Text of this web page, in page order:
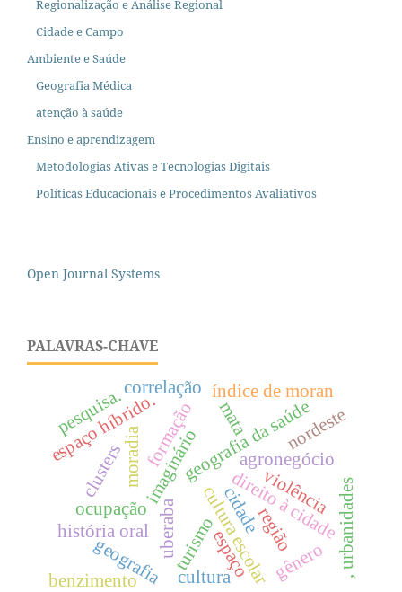
Regionalização e Análise Regional
Cidade e Campo
Ambiente e Saúde
Geografia Médica
atenção à saúde
Ensino e aprendizagem
Metodologias Ativas e Tecnologias Digitais
Políticas Educacionais e Procedimentos Avaliativos
Open Journal Systems
PALAVRAS-CHAVE
geografia da saúde
imaginário agronegócio
uberaba
moradia
ocupação direito à cidade
cultura escolar
história oral cidade
formação
espaço híbrido. mata
região
nordeste
turismoespaço , urbanidades
geografia
violência
índice de moran
correlação
clusters
gênero
pesquisa.
benzimento cultura